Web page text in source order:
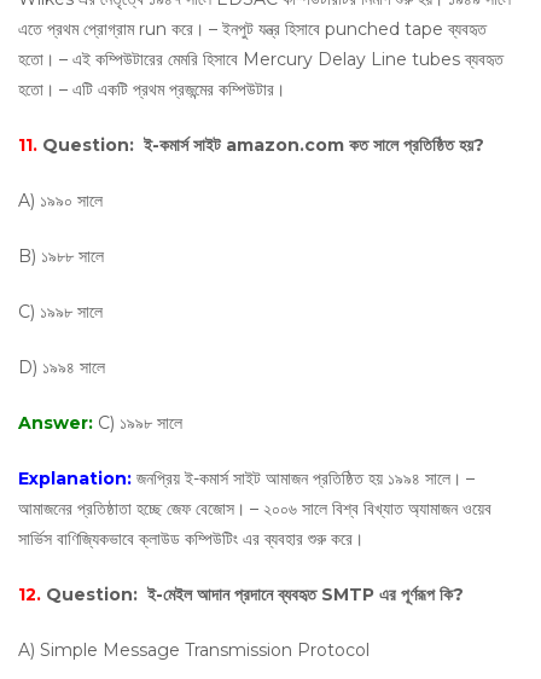
এতে প্রথম প্রোগ্রাম run করে। – ইনপুট যন্ত্র হিসাবে punched tape ব্যবহৃত
হতো। – এই কম্পিউটারের মেমরি হিসাবে Mercury Delay Line tubes ব্যবহৃত
হতো। – এটি একটি প্রথম প্রজন্মের কম্পিউটার।
11. Question: ই-কমার্স সাইট amazon.com কত সালে প্রতিষ্ঠিত হয়?
A) ১৯৯০ সালে
B) ১৯৮৮ সালে
C) ১৯৯৮ সালে
D) ১৯৯৪ সালে
Answer: C) ১৯৯৮ সালে
Explanation: জনপ্রিয় ই-কমার্স সাইট আমাজন প্রতিষ্ঠিত হয় ১৯৯৪ সালে। –
আমাজনের প্রতিষ্ঠাতা হচ্ছে জেফ বেজোস। – ২০০৬ সালে বিশ্ব বিখ্যাত অ্যামাজন ওয়েব
সার্ভিস বাণিজ্যিকভাবে ক্লাউড কম্পিউটিং এর ব্যবহার শুরু করে।
12. Question: ই-মেইল আদান প্রদানে ব্যবহৃত SMTP এর পূর্ণরূপ কি?
A) Simple Message Transmission Protocol